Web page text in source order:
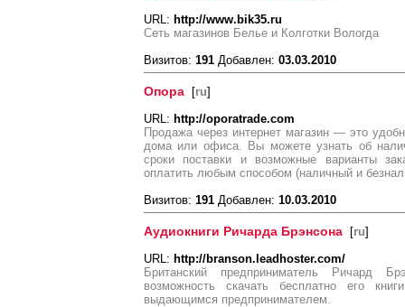
URL: http://www.bik35.ru
Сеть магазинов Белье и Колготки Вологда
Визитов: 191 Добавлен: 03.03.2010
Опора [ru]
URL: http://oporatrade.com
Продажа через интернет магазин — это
дома или офиса. Вы можете узнать об
сроки поставки и возможные варианты
оплатить любым способом (наличный и
Визитов: 191 Добавлен: 10.03.2010
Аудиокниги Ричарда Брэнсона [ru]
URL: http://branson.leadhoster.com/
Британский предприниматель Ричард
возможность скачать бесплатно его
выдающимся предпринимателем.